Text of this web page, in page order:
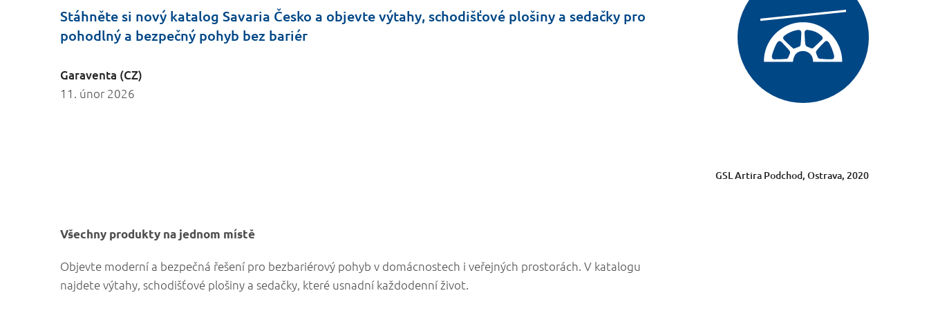
Stáhněte si nový katalog Savaria Česko a objevte výtahy, schodišťové plošiny a sedačky pro
pohodlný a bezpečný pohyb bez bariér
Garaventa (CZ)
11. únor 2026
GSL Artira Podchod, Ostrava, 2020
Všechny produkty na jednom místě
Objevte moderní a bezpečná řešení pro bezbariérový pohyb v domácnostech i veřejných prostorách. V katalogu
najdete výtahy, schodišťové plošiny a sedačky, které usnadní každodenní život.